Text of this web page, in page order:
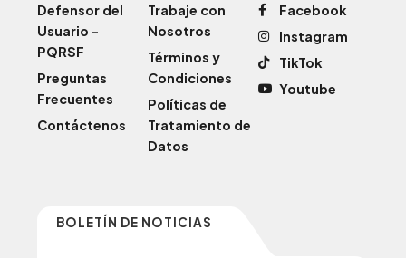
Defensor del
Usuario -
PQRSF
Preguntas
Frecuentes
Contáctenos
Trabaje con
Nosotros
Términos y
Condiciones
Políticas de
Tratamiento de
Datos
Facebook
Instagram
TikTok
Youtube
BOLETÍN DE NOTICIAS